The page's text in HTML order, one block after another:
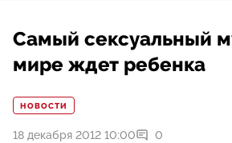
Самый сексуальный
мире ждет ребенка
НОВОСТИ
18 декабря 2012 10:00 0